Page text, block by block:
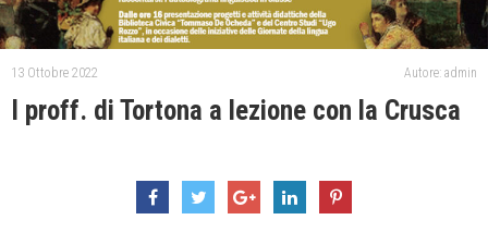
13 Ottobre 2022 Autore: admin
I proff. di Tortona a lezione con la Crusca